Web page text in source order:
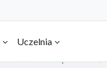
Uczelnia